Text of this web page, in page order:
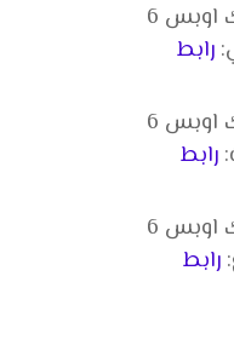
تختيم بلاك اوبس 6
رابط
تختيم بلاك اوبس 6
رابط
تختيم بلاك اوبس 6
رابط